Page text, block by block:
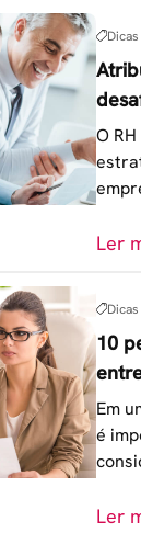
O
o
Ler
10
que
Em
é
o
Ler